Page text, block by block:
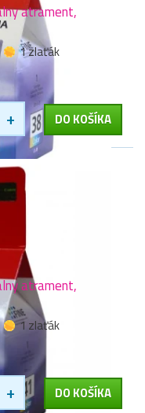
atrament,
1 zlaťák
+ DO KOŠÍKA
atrament,
1 zlaťák
+ DO KOŠÍKA